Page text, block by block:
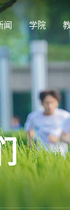
闻 学院